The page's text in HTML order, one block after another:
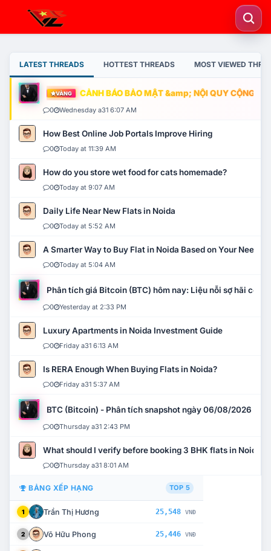
LATEST THREADS HOTTEST THREADS MOST VIEWED
VÀNG CẢNH BÁO BẢO MẬT &amp; NỘI QUY CỘNG
0 Wednesday a31 6:07 AM
How Best Online Job Portals Improve Hiring
0 Today at 11:39 AM
How do you store wet food for cats homemade?
0 Today at 9:07 AM
Daily Life Near New Flats in Noida
0 Today at 5:52 AM
A Smarter Way to Buy Flat in Noida Based on Your Needs
0 Today at 5:04 AM
Phân tích giá Bitcoin (BTC) hôm nay: Liệu nỗi sợ hãi có
0 Yesterday at 2:33 PM
Luxury Apartments in Noida Investment Guide
0 Friday a31 6:13 AM
Is RERA Enough When Buying Flats in Noida?
0 Friday a31 5:37 AM
BTC (Bitcoin) - Phân tích snapshot ngày 06/08/2026
0 Thursday a31 2:43 PM
What should I verify before booking 3 BHK flats in Noida?
0 Thursday a31 8:01 AM
BẢNG XẾP HẠNG TOP 5
1 Trần Thị Hương 25,548 VNĐ
2 Võ Hữu Phong 25,446 VNĐ